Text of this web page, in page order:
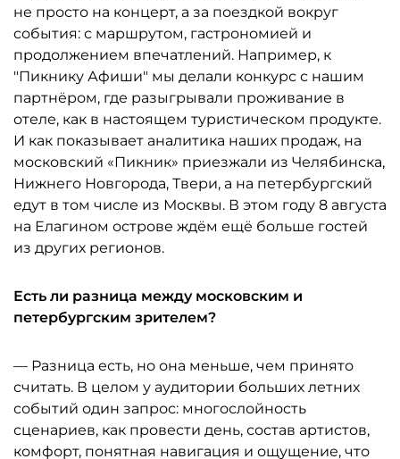
не просто на концерт, а за поездкой вокруг
события: с маршрутом, гастрономией и
продолжением впечатлений. Например, к
"Пикнику Афиши" мы делали конкурс с нашим
партнёром, где разыгрывали проживание в
отеле, как в настоящем туристическом продукте.
И как показывает аналитика наших продаж, на
московский «Пикник» приезжали из Челябинска,
Нижнего Новгорода, Твери, а на петербургский
едут в том числе из Москвы. В этом году 8 августа
на Елагином острове ждём ещё больше гостей
из других регионов.
Есть ли разница между московским и
петербургским зрителем?
— Разница есть, но она меньше, чем принято
считать. В целом у аудитории больших летних
событий один запрос: многослойность
сценариев, как провести день, состав артистов,
комфорт, понятная навигация и ощущение, что